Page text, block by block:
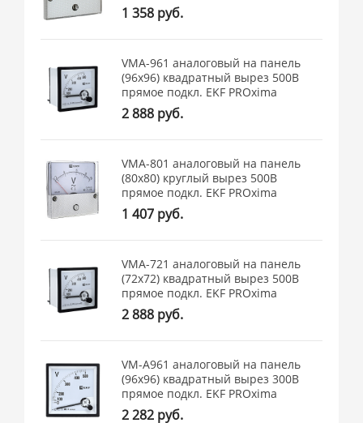
1 358 руб.
VMA-961 аналоговый на панель
(96х96) квадратный вырез 500В
прямое подкл. EKF PROxima
2 888 руб.
VMA-801 аналоговый на панель
(80х80) круглый вырез 500В
прямое подкл. EKF PROxima
1 407 руб.
VMA-721 аналоговый на панель
(72х72) квадратный вырез 500В
прямое подкл. EKF PROxima
2 888 руб.
VM-A961 аналоговый на панель
(96х96) квадратный вырез 300В
прямое подкл. EKF PROxima
2 282 руб.